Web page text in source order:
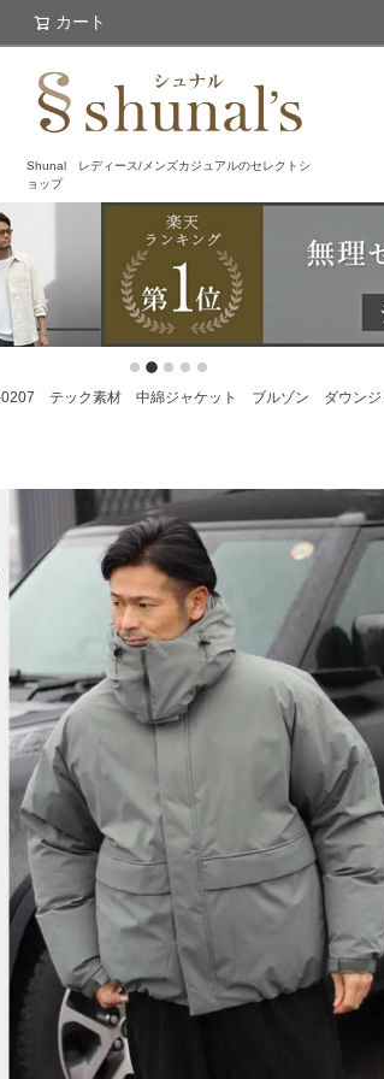
Shunal レディース/メンズカジュアルのセレクトシ
ョップ
カート
0207 テック素材 中綿ジャケット ブルゾン ダウン